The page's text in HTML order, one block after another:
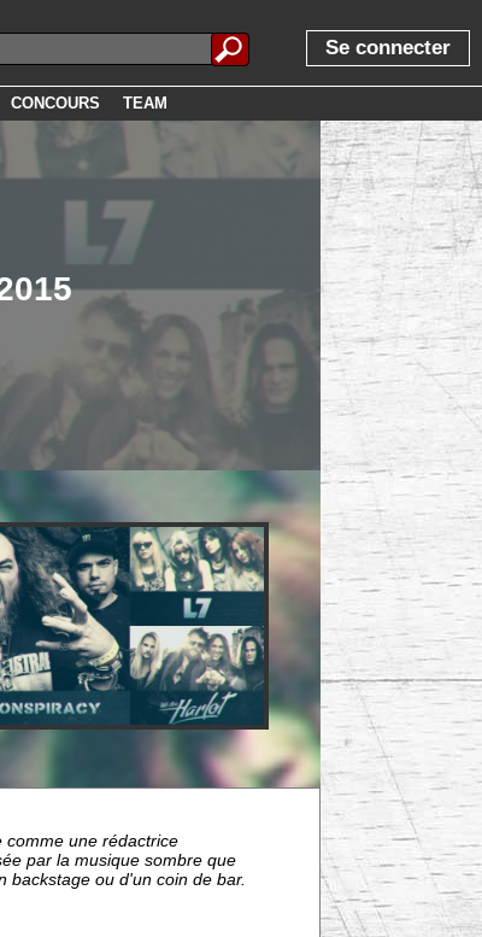
Se connecter
CONCOURS TEAM
comme une rédactrice
par la musique sombre que
backstage ou d'un coin de bar.